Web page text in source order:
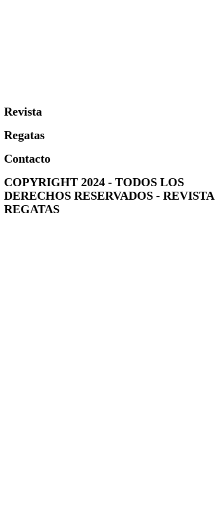
Revista
Regatas
Contacto
COPYRIGHT 2024 - TODOS LOS
DERECHOS RESERVADOS - REVISTA
REGATAS​